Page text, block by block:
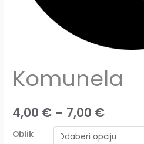
Komunela
4,00 € – 7,00 €Raspon
cijena:
Oblik